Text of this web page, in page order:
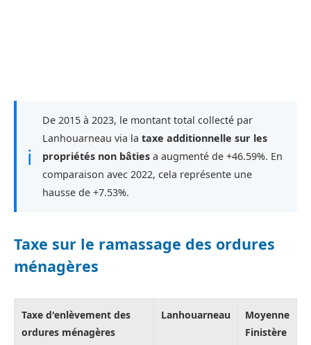
ℹ
De 2015 à 2023, le montant total collecté par
Lanhouarneau via la taxe additionnelle sur les
propriétés non bâties a augmenté de +46.59%. En
comparaison avec 2022, cela représente une
hausse de +7.53%.
Taxe sur le ramassage des ordures
ménagères
Taxe d'enlèvement des
ordures ménagères
Lanhouarneau
Moyenne
Finistère